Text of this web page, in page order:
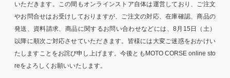
いただきます。この間もオンラインストア自体は運営しており、ご注文
やお問合せはお受けしておりますが、ご注文の対応、在庫確認、商品の
発送、資料請求、商品に関するお問い合わせなどには、8月15日（土）
以降に順次ご対応させていただきます。皆様には大変ご迷惑をおかけい
たしますことをお詫び申し上げます。今後ともMOTO CORSE online sto
reをよろしくお願いいたします。